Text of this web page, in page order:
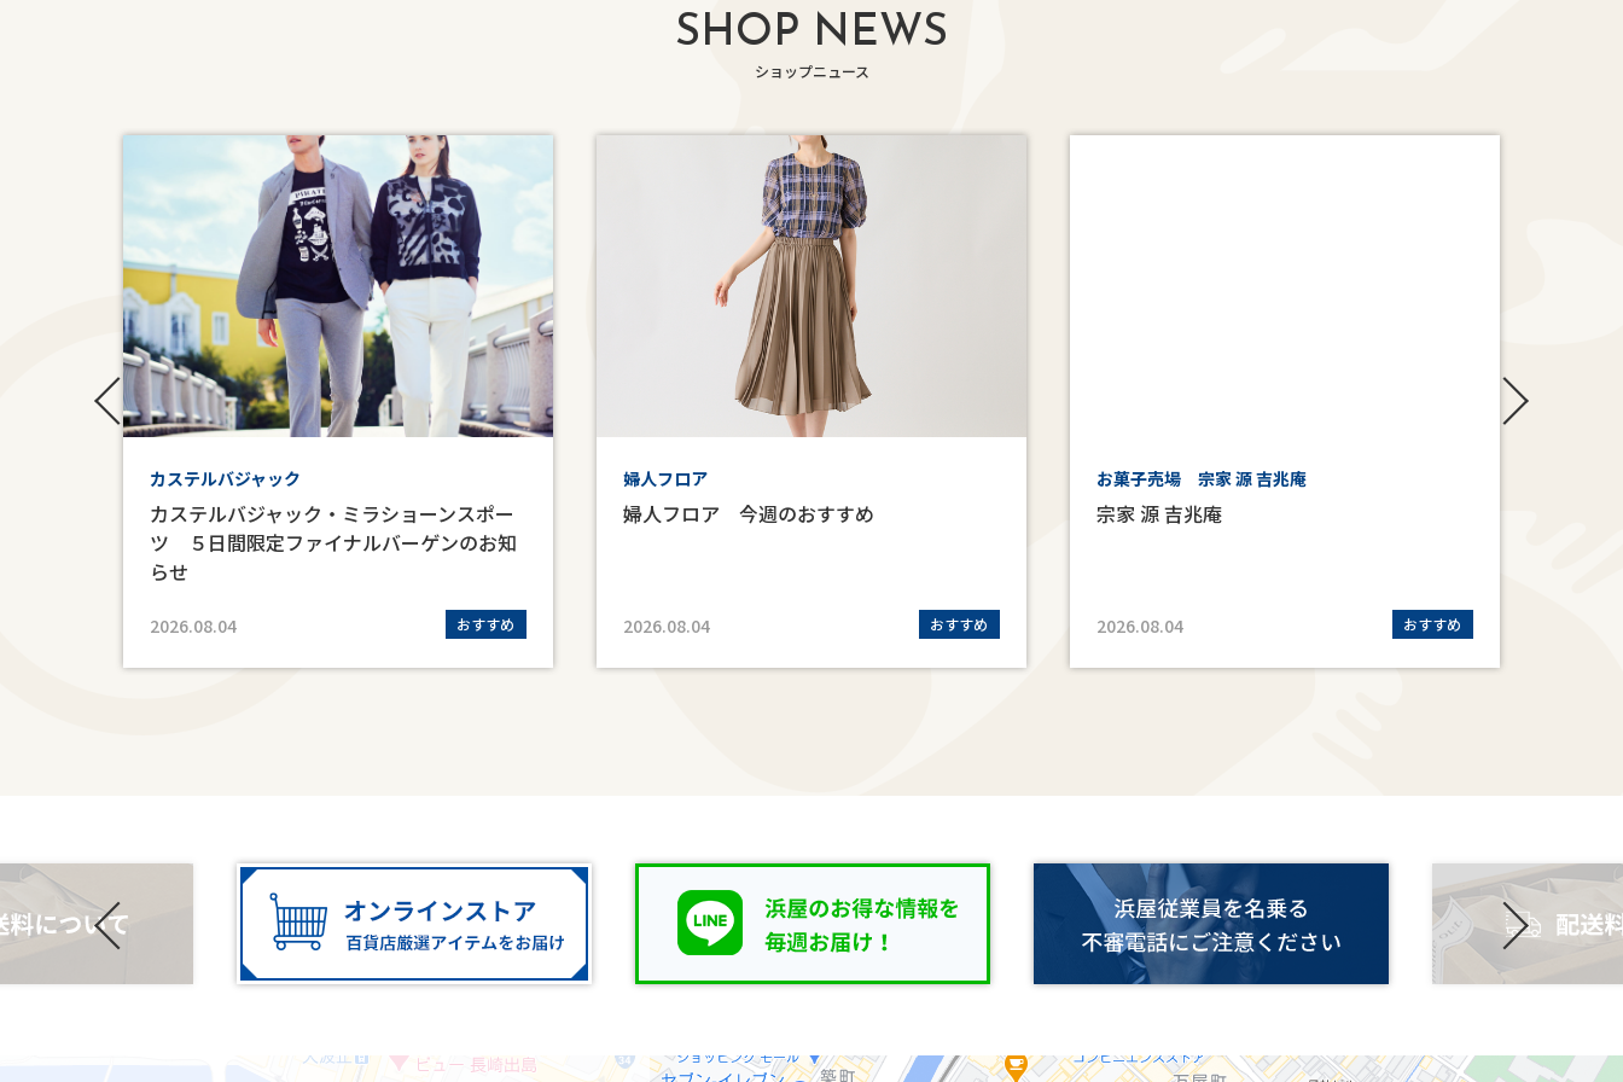
SHOP NEWS
ショップニュース
カステルバジャック
カステルバジャック・ミラショーンスポー
ツ ５日間限定ファイナルバーゲンのお知
らせ
2026.08.04 おすすめ
婦人フロア
婦人フロア 今週のおすすめ
2026.08.04 おすすめ
お菓子売場 宗家 源 吉兆庵
宗家 源 吉兆庵
2026.08.04 おすすめ